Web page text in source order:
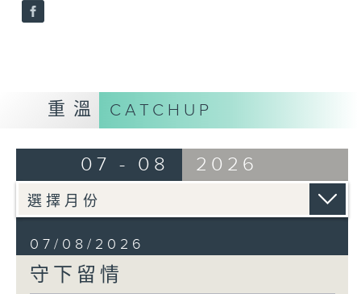
重溫 CATCHUP
07 - 08 2026
07/08/2026
守下留情